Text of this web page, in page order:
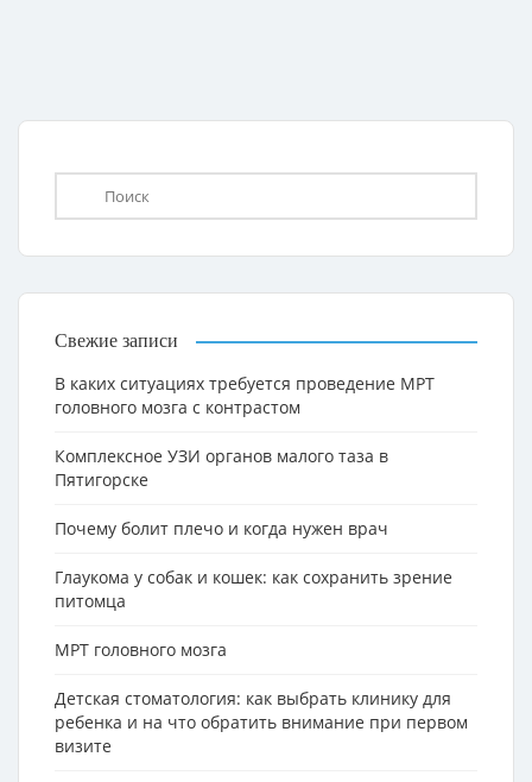
Свежие записи
В каких ситуациях требуется проведение МРТ
головного мозга с контрастом
Комплексное УЗИ органов малого таза в
Пятигорске
Почему болит плечо и когда нужен врач
Глаукома у собак и кошек: как сохранить зрение
питомца
МРТ головного мозга
Детская стоматология: как выбрать клинику для
ребенка и на что обратить внимание при первом
визите